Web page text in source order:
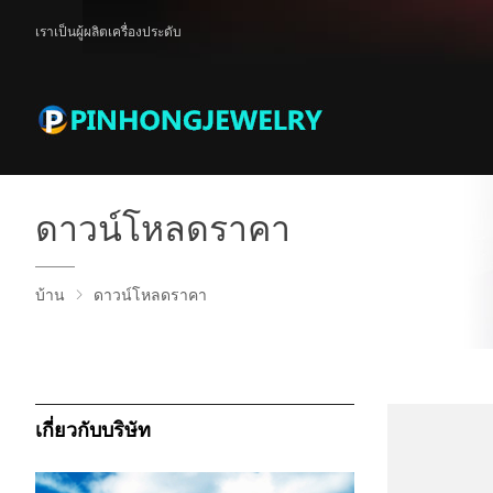
เราเป็นผู้ผลิตเครื่องประดับ
ดาวน์โหลดราคา
บ้าน ดาวน์โหลดราคา
เกี่ยวกับบริษัท